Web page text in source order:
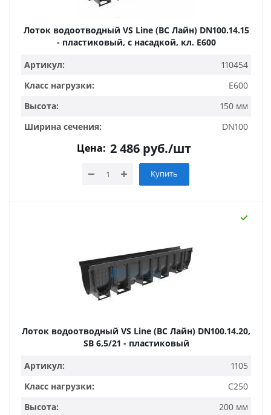
Лоток водоотводный VS Line (ВС Лайн) DN100.14.15
- пластиковый, с насадкой, кл. Е600
Артикул:
110454
Класс нагрузки:
E600
Высота:
150 мм
Ширина сечения:
DN100
Цена: 2 486 руб./шт
Купить
Лоток водоотводный VS Line (ВС Лайн) DN100.14.20,
SB 6,5/21 - пластиковый
Артикул:
1105
Класс нагрузки:
C250
Высота:
200 мм